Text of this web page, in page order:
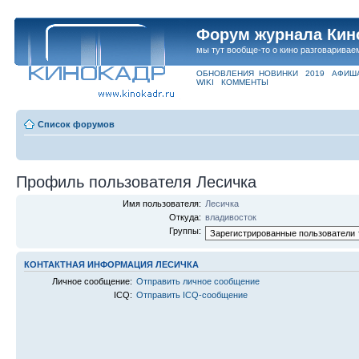
Форум журнала
мы тут вообще-то о кино
ОБНОВЛЕНИЯ НОВИНКИ 2019
WIKI
КОММЕНТЫ
Список форумов
Профиль пользователя Лесичка
Имя пользователя: Лесичка
Откуда: владивосток
Группы:
КОНТАКТНАЯ ИНФОРМАЦИЯ ЛЕСИЧКА
Личное сообщение: Отправить личное сообщение
ICQ: Отправить ICQ-сообщение